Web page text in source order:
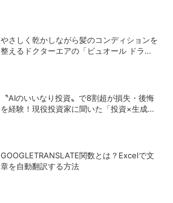
やさしく乾かしながら髪のコンディションを
整えるドクターエアの「ビュオール ドライ
〝AIのいいなり投資〟で8割超が損失・後悔
を経験！現役投資家に聞いた「投資×生成
GOOGLETRANSLATE関数とは？Excelで文
章を自動翻訳する方法